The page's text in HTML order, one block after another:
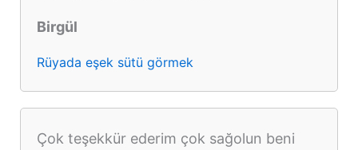
Birgül
Rüyada eşek sütü görmek
Çok teşekkür ederim çok sağolun beni